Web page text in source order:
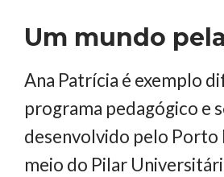
Um mundo
Ana Patrícia é exemplo
programa pedagógico e
desenvolvido pelo
meio do Pilar